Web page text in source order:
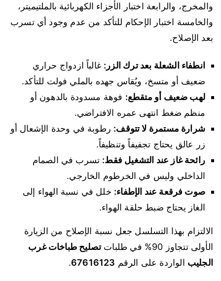
والمخرج، والرابعة اختبار الأجزاء الكهربائية بالملتيميتر،
والخامسة اختبار الإحكام للتأكد من عدم وجود أي تسرب
بعد الإصلاح.
انطفاء الشعلة بعد ترك الزر: غالباً ازدواج حراري
ضعيف أو متسخ، ويُقاس جهده بالملي فولت للتأكد.
لهب ضعيف أو متقطع: فوهة مسدودة بالدهون أو
منظم ضغط انتهى عمره الافتراضي.
شرارة مستمرة لا تتوقف: رطوبة في وحدة الإشعال أو
زر عالق يحتاج تجفيفاً وتنظيفاً.
رائحة غاز عند التشغيل فقط: تسرب في الصمام
الداخلي وليس في الخرطوم الخارجي.
صوت فرقعة عند الإطفاء: خلل في نسبة الهواء إلى
الغاز يحتاج ضبط حلقة الهواء.
الالتزام بهذا التسلسل جعل نسبة الإصلاح من الزيارة
الأولى تتجاوز 90% في طلبات
تصليح طباخات غرب
الجليب الواردة على الرقم 67616123
.